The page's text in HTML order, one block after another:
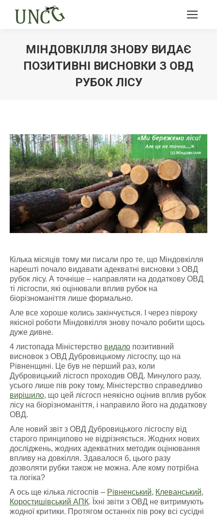
МІНДОВКІЛЛЯ ЗНОВУ ВИДАЄ
ПОЗИТИВНІ ВИСНОВКИ З ОВД
РУБОК ЛІСУ
Кілька місяців тому ми писали про те, що Міндовкілля
нарешті почало видавати адекватні висновки з ОВД
рубок лісу. А точніше – направляти на додаткову ОВД
ті лісгоспи, які оцінювали вплив рубок на
біорізноманіття лише формально.
Але все хороше колись закінчується. І через півроку
якісної роботи Міндовкілля знову почало робити щось
дуже дивне.
4 листопада Міністерство видало позитивний
висновок з ОВД Дубровицькому лісгоспу, що на
Рівненщині. Це був не перший раз, коли
Дубровицький лісгосп проходив ОВД. Минулого разу,
усього лише пів року тому, Міністерство справедливо
вирішило, що цей лісгосп неякісно оцінив вплив рубок
лісу на біорізноманіття, і направило його на додаткову
ОВД.
Але новий звіт з ОВД Дубровицького лісгоспу від
старого принципово не відрізняється. Жодних нових
досліджень, жодних адекватних методик оцінювання
впливу на довкілля. Здавалося б, цього разу
дозволяти рубки також не можна. Але кому потрібна
та логіка?
А ось ще кілька лісгоспів – Рівненський, Клеванський,
Коростишівський АПК. Їхні звіти з ОВД не витримують
жодної критики. Протягом останніх пів року всі сусідні